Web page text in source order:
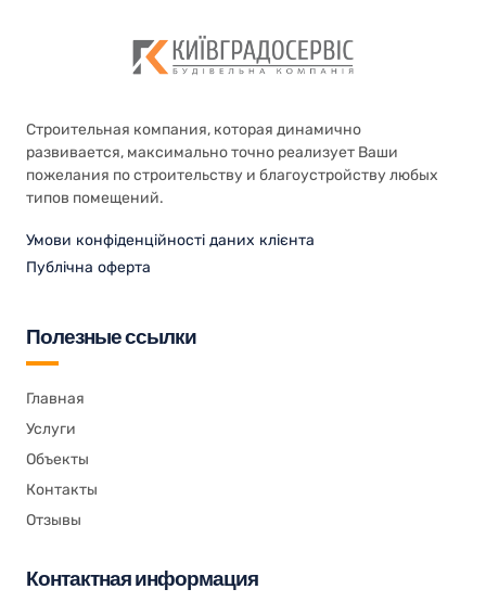
Строительная компания, которая динамично
развивается, максимально точно реализует Ваши
пожелания по строительству и благоустройству любых
типов помещений.
Умови конфіденційності даних клієнта
Публічна оферта
Полезные ссылки
Главная
Услуги
Объекты
Контакты
Отзывы
Контактная информация